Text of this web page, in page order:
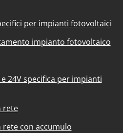
per impianti fotovoltaici
impianto fotovoltaico
24V specifica per impianti
rete
con accumulo